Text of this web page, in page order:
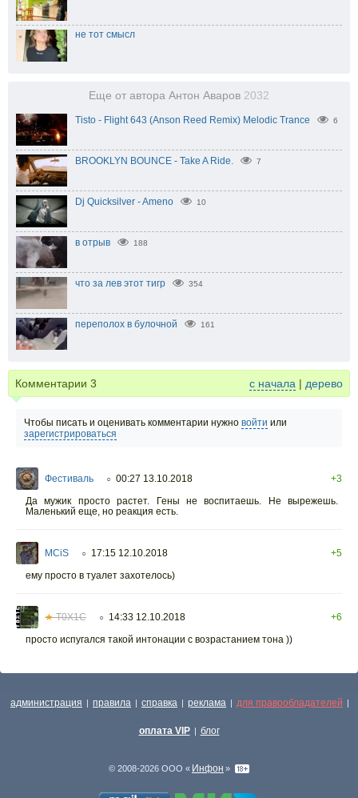
не тот смысл
Еще от автора Антон Аваров 2032
Tisto - Flight 643 (Anson Reed Remix) Melodic Trance 6
BROOKLYN BOUNCE - Take A Ride. 7
Dj Quicksilver - Ameno 10
в отрыв 188
что за лев этот тигр 354
переполох в булочной 161
Комментарии 3 с начала | дерево
Чтобы писать и оценивать комментарии нужно войти или
зарегистрироваться
Фестиваль ○ 00:27 13.10.2018
+3
Да мужик просто растет. Гены не воспитаешь. Не вырежешь.
Маленький еще, но реакция есть.
MCiS ○ 17:15 12.10.2018
+5
ему просто в туалет захотелось)
★T0X1C ○ 14:33 12.10.2018
+6
просто испугался такой интонации с возрастанием тона ))
администрация | правила | справка | реклама | для правообладателей |
оплата VIP | блог
© 2008-2026 ООО « Инфон »